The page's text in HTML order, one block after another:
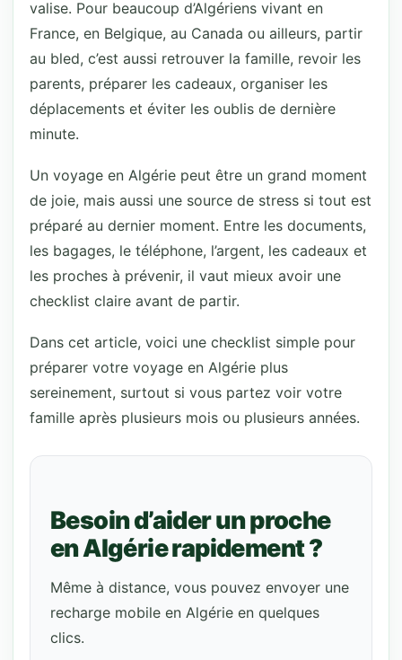
valise. Pour beaucoup d’Algériens vivant en
France, en Belgique, au Canada ou ailleurs, partir
au bled, c’est aussi retrouver la famille, revoir les
parents, préparer les cadeaux, organiser les
déplacements et éviter les oublis de dernière
minute.
Un voyage en Algérie peut être un grand moment
de joie, mais aussi une source de stress si tout est
préparé au dernier moment. Entre les documents,
les bagages, le téléphone, l’argent, les cadeaux et
les proches à prévenir, il vaut mieux avoir une
checklist claire avant de partir.
Dans cet article, voici une checklist simple pour
préparer votre voyage en Algérie plus
sereinement, surtout si vous partez voir votre
famille après plusieurs mois ou plusieurs années.
Besoin d’aider un proche
en Algérie rapidement ?
Même à distance, vous pouvez envoyer une
recharge mobile en Algérie en quelques
clics.